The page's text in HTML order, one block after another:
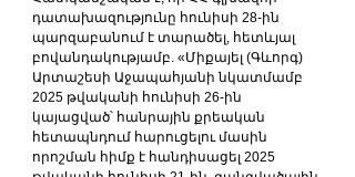
դատախազությունը հունիսի 28-ին
պարզաբանում է տարածել, հետևյալ
բովանդակությամբ. «Միքայել (Գևորգ)
Արտաշեսի Աջապահյանի նկատմամբ
2025 թվականի հունիսի 26-ին
կայացված՝ հանրային քրեական
հետապնդում հարուցելու մասին
որոշման հիմք է հանդիսացել 2025